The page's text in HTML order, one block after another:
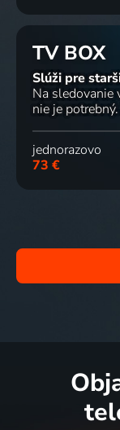
TV BOX
Slúži pre
Na sledovanie
nie je potrebný.
jednorazovo
73 €